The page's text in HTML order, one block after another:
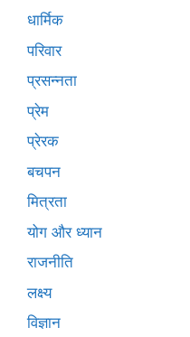
धार्मिक
परिवार
प्रसन्नता
प्रेम
प्रेरक
बचपन
मित्रता
योग और ध्यान
राजनीति
लक्ष्य
विज्ञान